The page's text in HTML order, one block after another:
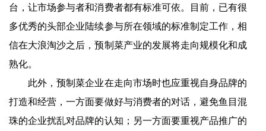
台，让市场参与者和消费者都有标准可依。目前，已有很
多优秀的头部企业陆续参与所在领域的标准制定工作，相
信在大浪淘沙之后，预制菜产业的发展将走向规模化和成
熟化。
此外，预制菜企业在走向市场时也应重视自身品牌的
打造和经营，一方面要做好与消费者的对话，避免鱼目混
珠的企业扰乱对品牌的认知；另一方面要重视产品推广的